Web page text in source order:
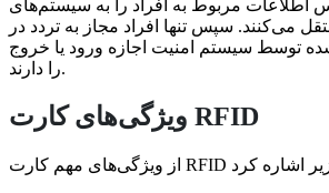
اطلاعات مربوط به افراد را به سیستم‌های
می‌کنند. سپس تنها افراد مجاز به تردد در
توسط سیستم امنیت اجازه ورود یا خروج
را دارند.
ویژگی‌های کارت RFID